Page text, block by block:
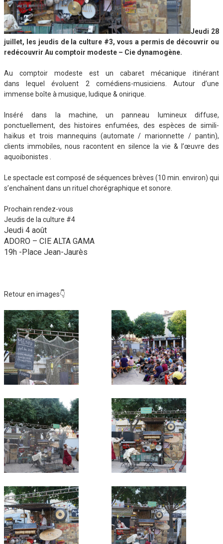
Jeudi 28
juillet, les jeudis de la culture #3, vous a permis de découvrir ou
redécouvrir Au comptoir modeste – Cie dynamogène.
Au comptoir modeste est un cabaret mécanique itinérant
dans lequel évoluent 2 comédiens-musiciens. Autour d’une
immense boîte à musique, ludique & onirique.
Inséré dans la machine, un panneau lumineux diffuse,
ponctuellement, des histoires enfumées, des espèces de simili-
haïkus et trois mannequins (automate / marionnette / pantin),
clients immobiles, nous racontent en silence la vie & l’œuvre des
aquoibonistes .
Le spectacle est composé de séquences brèves (10 min. environ) qui
s’enchaînent dans un rituel chorégraphique et sonore.
Prochain rendez-vous
Jeudis de la culture #4
Jeudi 4 août
ADORO – CIE ALTA GAMA
19h -Place Jean-Jaurès
Retour en images👇